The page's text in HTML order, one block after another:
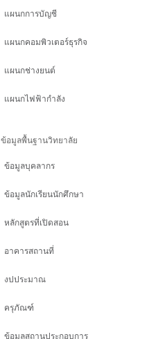
แผนกการบัญชี
แผนกคอมพิวเตอร์ธุรกิจ
แผนกช่างยนต์
แผนกไฟฟ้ากำลัง
ข้อมูลพื้นฐานวิทยาลัย
ข้อมูลบุคลากร
ข้อมูลนักเรียนนักศึกษา
หลักสูตรที่เปิดสอน
อาคารสถานที่
งปประมาณ
ครุภัณฑ์
ข้อมูลสถานประกอบการ